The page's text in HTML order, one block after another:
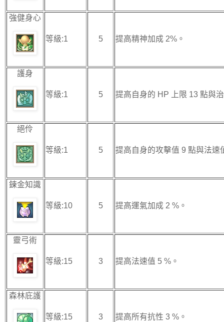
強健身心
等級:1 5 提高精神加成 2%。
護身
等級:1 5 提高自身的 HP 上限 13 點與
絕伶
等級:1 5 提高自身的攻擊值 9 點與法速
鍊金知識
等級:10 5 提高運氣加成 2 %。
靈弓術
等級:15 3 提高法速值 5 %。
森林庇護
等級:15 3 提高所有抗性 3 %。